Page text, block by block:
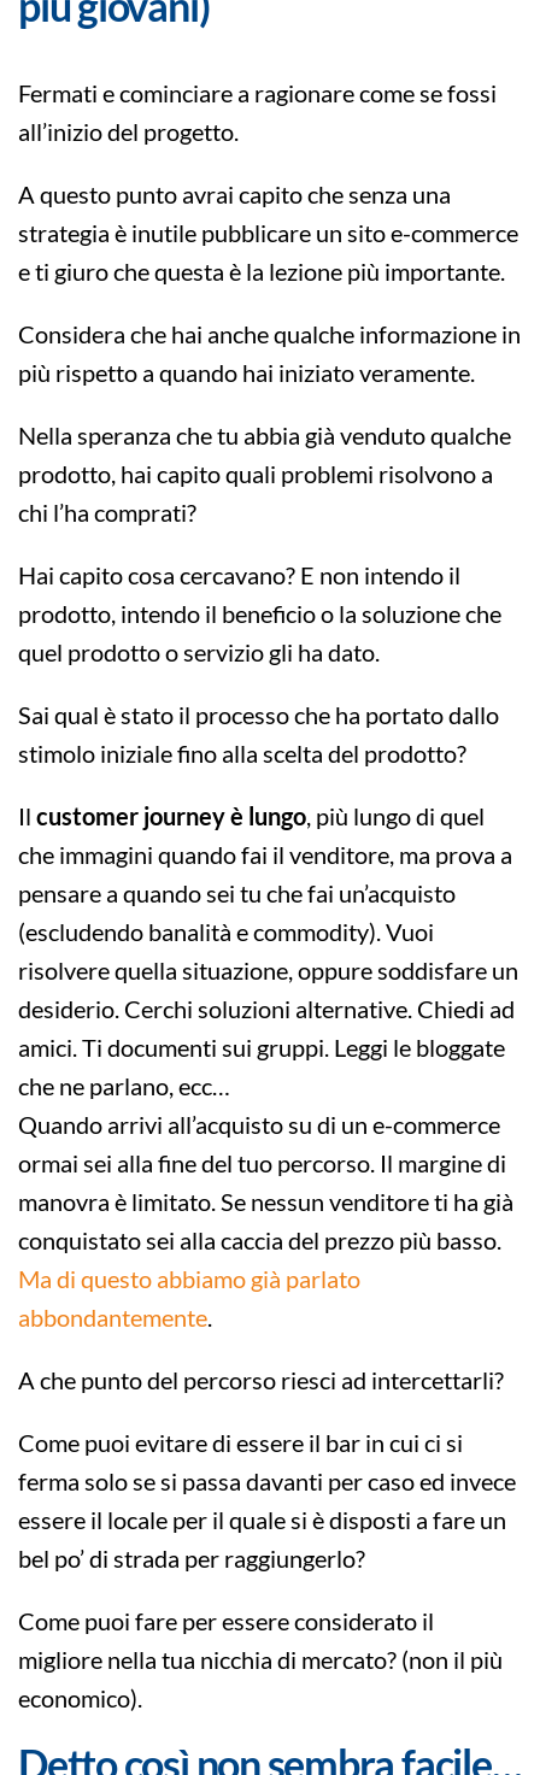
Fermati e cominciare a ragionare come se fossi
all’inizio del progetto.
A questo punto avrai capito che senza una
strategia è inutile pubblicare un sito e-commerce
e ti giuro che questa è la lezione più importante.
Considera che hai anche qualche informazione in
più rispetto a quando hai iniziato veramente.
Nella speranza che tu abbia già venduto qualche
prodotto, hai capito quali problemi risolvono a
chi l’ha comprati?
Hai capito cosa cercavano? E non intendo il
prodotto, intendo il beneficio o la soluzione che
quel prodotto o servizio gli ha dato.
Sai qual è stato il processo che ha portato dallo
stimolo iniziale fino alla scelta del prodotto?
Il customer journey è lungo, più lungo di quel
che immagini quando fai il venditore, ma prova a
pensare a quando sei tu che fai un’acquisto
(escludendo banalità e commodity). Vuoi
risolvere quella situazione, oppure soddisfare un
desiderio. Cerchi soluzioni alternative. Chiedi ad
amici. Ti documenti sui gruppi. Leggi le bloggate
che ne parlano, ecc…
Quando arrivi all’acquisto su di un e-commerce
ormai sei alla fine del tuo percorso. Il margine di
manovra è limitato. Se nessun venditore ti ha già
conquistato sei alla caccia del prezzo più basso.
Ma di questo abbiamo già parlato
abbondantemente.
A che punto del percorso riesci ad intercettarli?
Come puoi evitare di essere il bar in cui ci si
ferma solo se si passa davanti per caso ed invece
essere il locale per il quale si è disposti a fare un
bel po’ di strada per raggiungerlo?
Come puoi fare per essere considerato il
migliore nella tua nicchia di mercato? (non il più
economico).
Detto così non sembra facile…